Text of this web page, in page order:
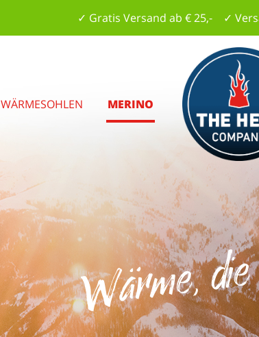
✓ Gratis Versand ab € 25,- ✓
Wärme,
WÄRMESOHLEN MERINO